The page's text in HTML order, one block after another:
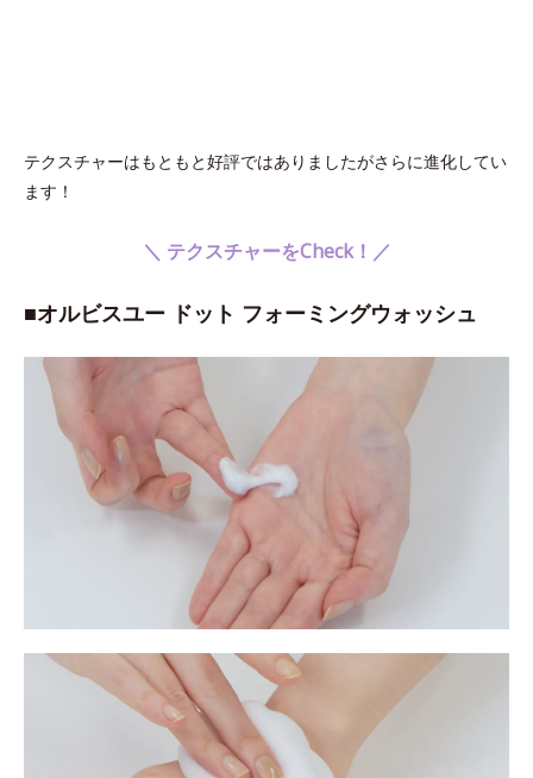
テクスチャーはもともと好評ではありましたがさらに進化してい
ます！
＼ テクスチャーをCheck！／
■オルビスユー ドット フォーミングウォッシュ